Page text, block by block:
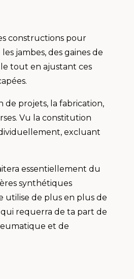
constructions pour
jambes, des gaines de
tout en ajustant ces
de projets, la fabrication,
Vu la constitution
excluant
essentiellement du
synthétiques
utilise de plus en plus de
requerra de ta part de
et de